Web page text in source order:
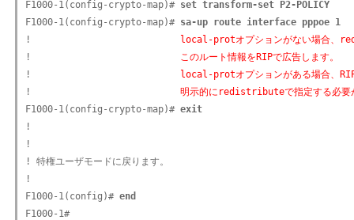
F1000-1(config-crypto-map)# set transform-set P2-POLICY
F1000-1(config-crypto-map)# sa-up route interface pppoe 1
!
local-protオプションがない場合、
! このルート情報をRIPで広告します。
!
local-protオプションがある場合、
! 明示的にredistributeで指定する必要
F1000-1(config-crypto-map)# exit
!
!
! 特権ユーザモードに戻ります。
!
F1000-1(config)# end
F1000-1#